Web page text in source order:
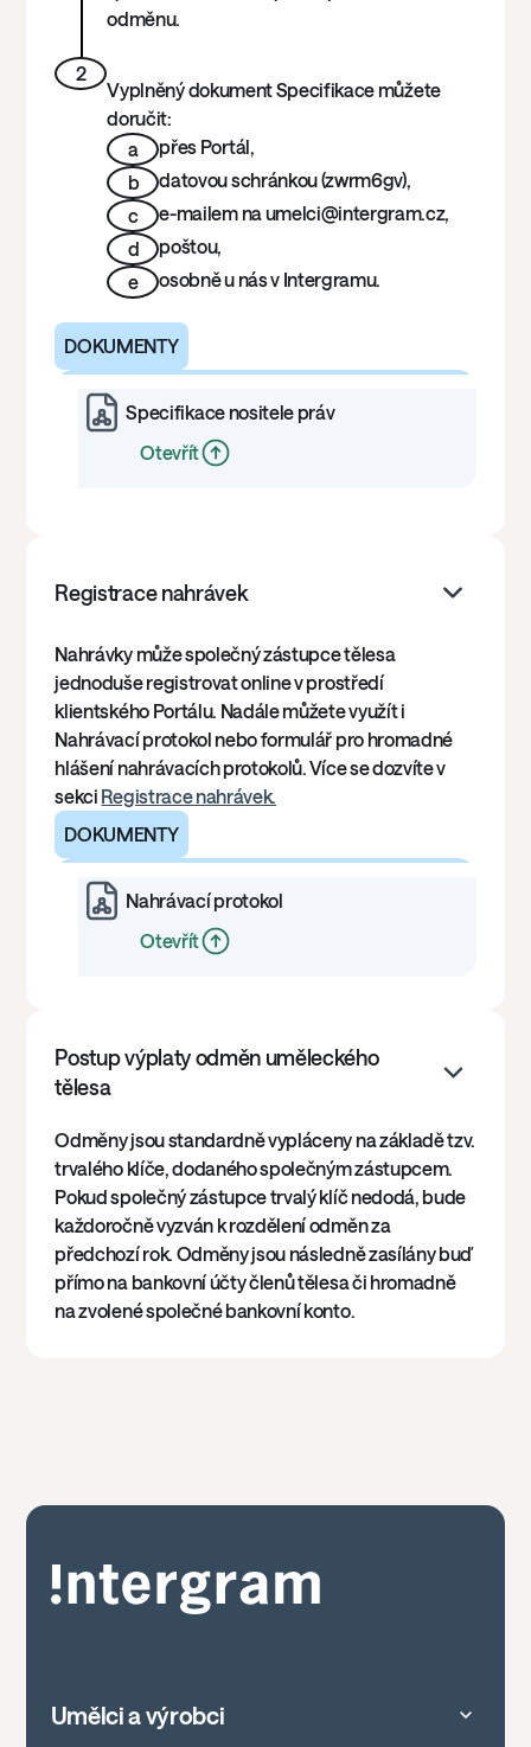
odměnu.
2
Vyplněný dokument Specifikace můžete
doručit:
a
přes Portál,
b
datovou schránkou (zwrm6gv),
c
e-mailem na umelci@intergram.cz,
d
poštou,
e
osobně u nás v Intergramu.
DOKUMENTY
Specifikace nositele práv
Otevřít
Registrace nahrávek
Nahrávky může společný zástupce tělesa
jednoduše registrovat online v prostředí
klientského Portálu. Nadále můžete využít i
Nahrávací protokol nebo formulář pro hromadné
hlášení nahrávacích protokolů. Více se dozvíte v
sekci Registrace nahrávek.
DOKUMENTY
Nahrávací protokol
Otevřít
Postup výplaty odměn uměleckého
tělesa
Odměny jsou standardně vypláceny na základě tzv.
trvalého klíče, dodaného společným zástupcem.
Pokud společný zástupce trvalý klíč nedodá, bude
každoročně vyzván k rozdělení odměn za
předchozí rok. Odměny jsou následně zasílány buď
přímo na bankovní účty členů tělesa či hromadně
na zvolené společné bankovní konto.
Umělci a výrobci